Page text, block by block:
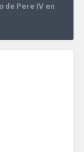
de Pere IV en